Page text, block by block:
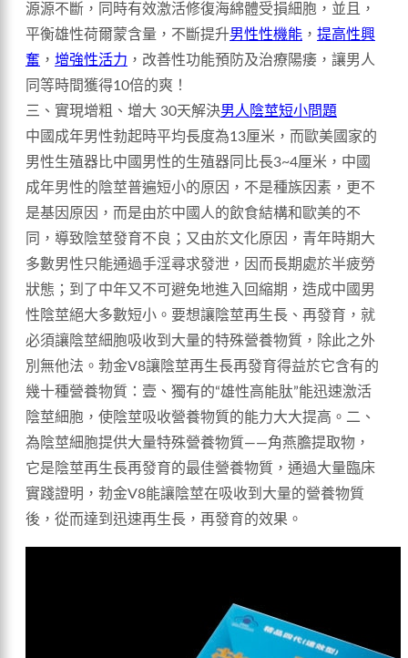
源源不斷，同時有效激活修復海綿體受損細胞，並且，
平衡雄性荷爾蒙含量，不斷提升男性性機能 ， 提高性興
奮 ， 增強性活力 ，改善性功能預防及治療陽痿，讓男人
同等時間獲得10倍的爽！
三、實現增粗、增大 30天解決男人陰莖短小問題
中國成年男性勃起時平均長度為13厘米，而歐美國家的
男性生殖器比中國男性的生殖器同比長3~4厘米，中國
成年男性的陰莖普遍短小的原因，不是種族因素，更不
是基因原因，而是由於中國人的飲食結構和歐美的不
同，導致陰莖發育不良；又由於文化原因，青年時期大
多數男性只能通過手淫尋求發泄，因而長期處於半疲勞
狀態；到了中年又不可避免地進入回縮期，造成中國男
性陰莖絕大多數短小。要想讓陰莖再生長、再發育，就
必須讓陰莖細胞吸收到大量的特殊營養物質，除此之外
別無他法。勃金V8讓陰莖再生長再發育得益於它含有的
幾十種營養物質：壹、獨有的“雄性高能肽”能迅速激活
陰莖細胞，使陰莖吸收營養物質的能力大大提高。二、
為陰莖細胞提供大量特殊營養物質——角燕膽提取物，
它是陰莖再生長再發育的最佳營養物質，通過大量臨床
實踐證明，勃金V8能讓陰莖在吸收到大量的營養物質
後，從而達到迅速再生長，再發育的效果。